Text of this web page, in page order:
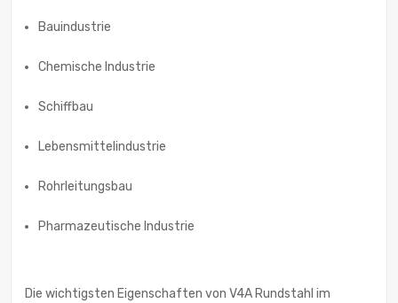
Bauindustrie
Chemische Industrie
Schiffbau
Lebensmittelindustrie
Rohrleitungsbau
Pharmazeutische Industrie
Die wichtigsten Eigenschaften von V4A Rundstahl im